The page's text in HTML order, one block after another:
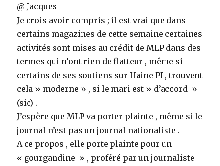
@ Jacques
Je crois avoir compris ; il est vrai que dans
certains magazines de cette semaine certaines
activités sont mises au crédit de MLP dans des
termes qui n’ont rien de flatteur , même si
certains de ses soutiens sur Haine PI , trouvent
cela » moderne » , si le mari est » d’accord »
(sic) .
J’espère que MLP va porter plainte , même si le
journal n’est pas un journal nationaliste .
A ce propos , elle porte plainte pour un
« gourgandine » , proféré par un journaliste